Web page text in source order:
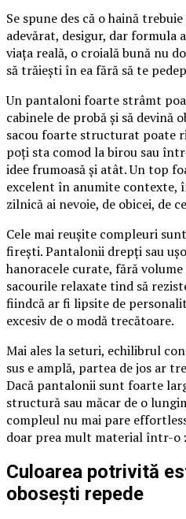
Se spune des că o haină
adevărat, desigur, dar formula
viața reală, o croială bună nu
să trăiești în ea fără să te
Un pantaloni foarte strâmt
cabinele de probă și să devină
sacou foarte structurat poate
poți sta comod la birou sau
idee frumoasă și atât. Un top
excelent în anumite contexte,
zilnică ai nevoie, de obicei, de
Cele mai reușite compleuri
firești. Pantalonii drepți sau
hanoracele curate, fără
sacourile relaxate tind să
fiindcă ar fi lipsite de
excesiv de o modă trecătoare.
Mai ales la seturi, echilibrul
sus e amplă, partea de jos ar
Dacă pantalonii sunt foarte
structură sau măcar de o
compleul nu mai pare
doar prea mult material într-o
Culoarea potrivită
obosești repede